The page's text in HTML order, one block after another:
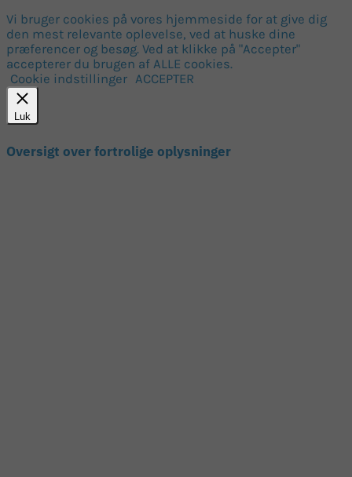
Vi bruger cookies på vores hjemmeside for at give dig
den mest relevante oplevelse, ved at huske dine
præferencer og besøg. Ved at klikke på "Accepter"
accepterer du brugen af ALLE cookies.
Cookie indstillinger ACCEPTER
Luk
Oversigt over fortrolige oplysninger